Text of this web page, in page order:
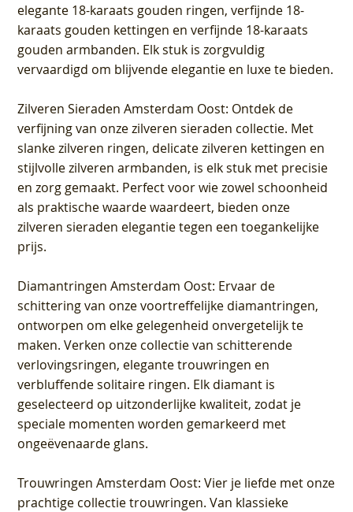
elegante 18-karaats gouden ringen, verfijnde 18-
karaats gouden kettingen en verfijnde 18-karaats
gouden armbanden. Elk stuk is zorgvuldig
vervaardigd om blijvende elegantie en luxe te bieden.
Zilveren Sieraden Amsterdam Oost: Ontdek de
verfijning van onze zilveren sieraden collectie. Met
slanke zilveren ringen, delicate zilveren kettingen en
stijlvolle zilveren armbanden, is elk stuk met precisie
en zorg gemaakt. Perfect voor wie zowel schoonheid
als praktische waarde waardeert, bieden onze
zilveren sieraden elegantie tegen een toegankelijke
prijs.
Diamantringen Amsterdam Oost: Ervaar de
schittering van onze voortreffelijke diamantringen,
ontworpen om elke gelegenheid onvergetelijk te
maken. Verken onze collectie van schitterende
verlovingsringen, elegante trouwringen en
verbluffende solitaire ringen. Elk diamant is
geselecteerd op uitzonderlijke kwaliteit, zodat je
speciale momenten worden gemarkeerd met
ongeëvenaarde glans.
Trouwringen Amsterdam Oost: Vier je liefde met onze
prachtige collectie trouwringen. Van klassieke